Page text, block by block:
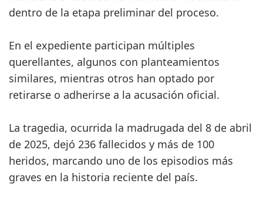
dentro de la etapa preliminar del proceso.
En el expediente participan múltiples
querellantes, algunos con planteamientos
similares, mientras otros han optado por
retirarse o adherirse a la acusación oficial.
La tragedia, ocurrida la madrugada del 8 de abril
de 2025, dejó 236 fallecidos y más de 100
heridos, marcando uno de los episodios más
graves en la historia reciente del país.